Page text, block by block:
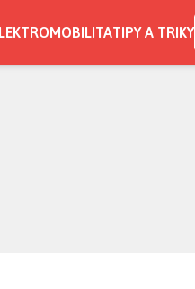
TIPY A TRIKY